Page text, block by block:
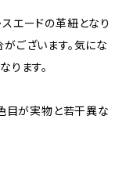
エードの革紐となり
ございます。気にな
ります。
色目が実物と若干異な